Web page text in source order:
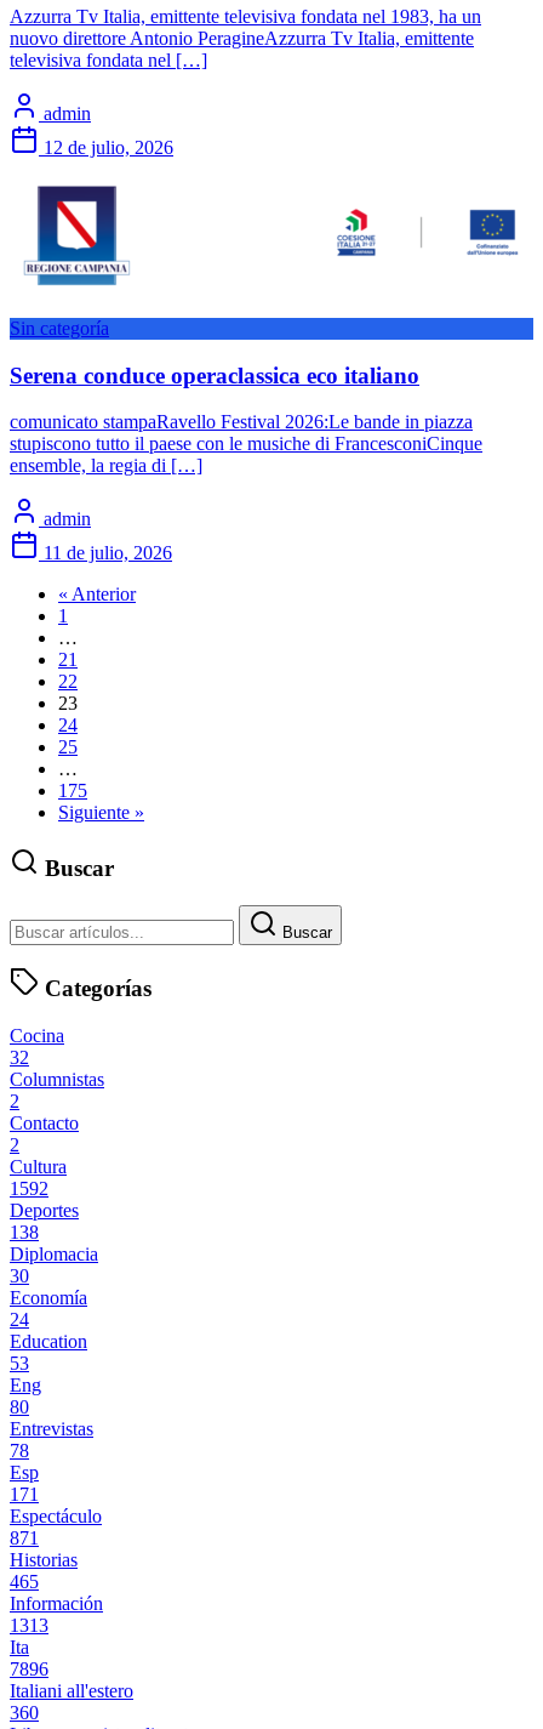
Azzurra Tv Italia, emittente televisiva fondata nel 1983, ha un
nuovo direttore Antonio PeragineAzzurra Tv Italia, emittente
televisiva fondata nel […]
admin
12 de julio, 2026
Sin categoría
Serena conduce operaclassica eco italiano
comunicato stampaRavello Festival 2026:Le bande in piazza
stupiscono tutto il paese con le musiche di FrancesconiCinque
ensemble, la regia di […]
admin
11 de julio, 2026
« Anterior
1
…
21
22
23
24
25
…
175
Siguiente »
Buscar
Buscar
Categorías
Cocina
32
Columnistas
2
Contacto
2
Cultura
1592
Deportes
138
Diplomacia
30
Economía
24
Education
53
Eng
80
Entrevistas
78
Esp
171
Espectáculo
871
Historias
465
Información
1313
Ita
7896
Italiani all'estero
360